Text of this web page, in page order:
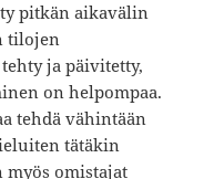
pitkän aikavälin
tilojen
ja päivitetty,
on helpompaa.
tehdä vähintään
tätäkin
myös omistajat